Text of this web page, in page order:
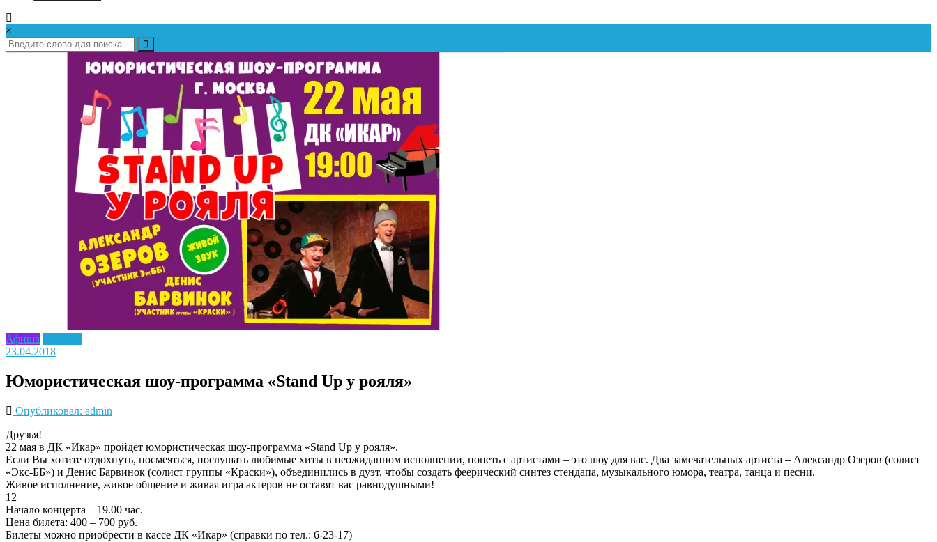
×
Афиша
23.04.2018
Юмористическая шоу-программа «Stand Up у рояля»
Опубликовал: admin
Друзья!
22 мая в ДК «Икар» пройдёт юмористическая шоу-программа «Stand Up у рояля».
Если Вы хотите отдохнуть, посмеяться, послушать любимые хиты в неожиданном исполнении, попеть с артистами – это шоу для вас. Два замечательных артиста – Александр Озеров (солист
«Экс-ББ») и Денис Барвинок (солист группы «Краски»), объединились в дуэт, чтобы создать феерический синтез стендапа, музыкального юмора, театра, танца и песни.
Живое исполнение, живое общение и живая игра актеров не оставят вас равнодушными!
12+
Начало концерта – 19.00 час.
Цена билета: 400 – 700 руб.
Билеты можно приобрести в кассе ДК «Икар» (справки по тел.: 6-23-17)